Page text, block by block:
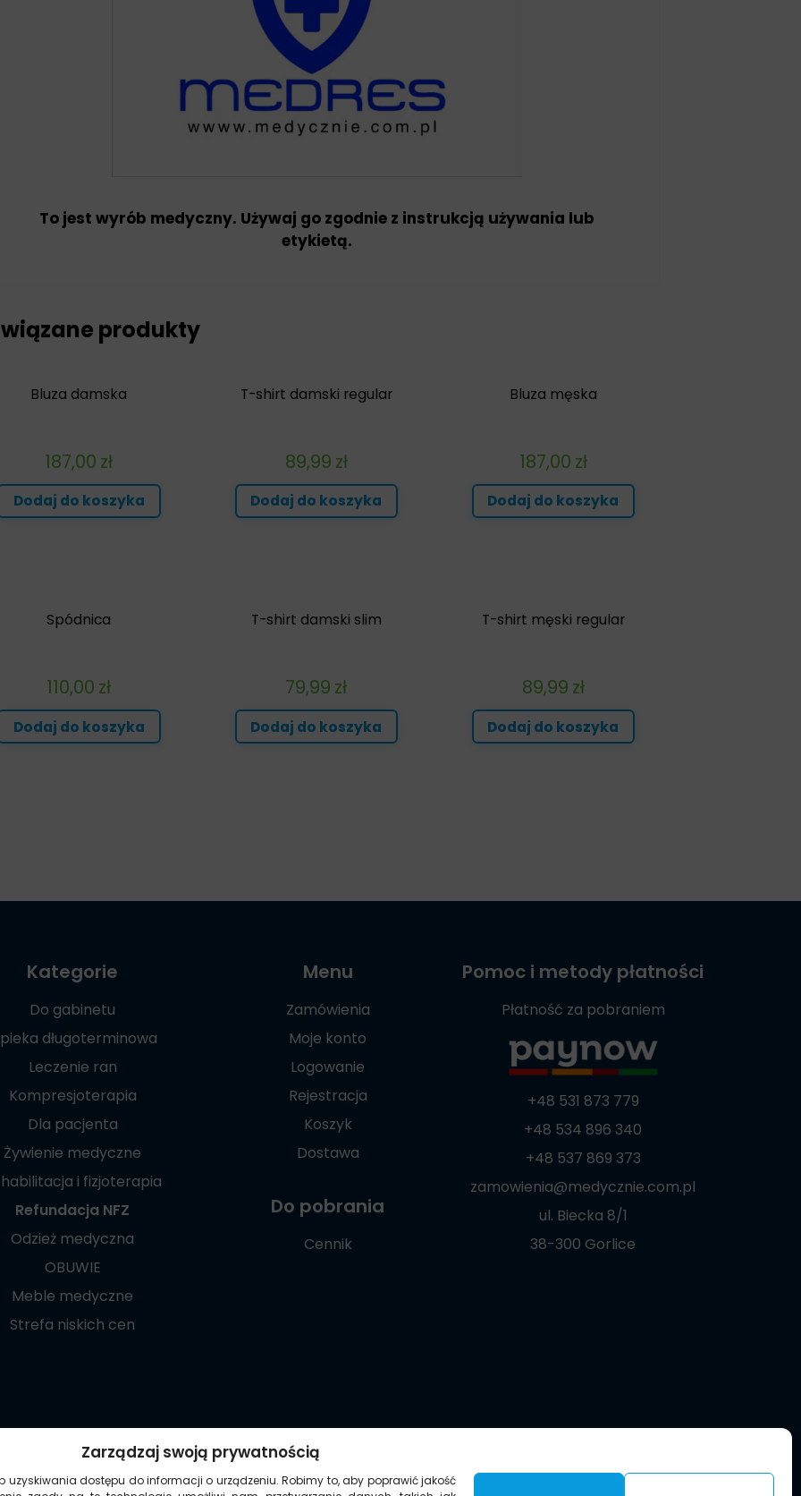
Zarządzaj swoją prywatnością
dostępu do informacji o urządzeniu. Robimy to, aby poprawić jakość
To jest wyrób medyczny. Używaj go zgodnie z instrukcją używania lub
etykietą.
produkty
Bluza damska
187,00 zł
Dodaj do koszyka
T-shirt damski regular
89,99 zł
Dodaj do koszyka
Bluza męska
187,00 zł
Dodaj do koszyka
Spódnica
110,00 zł
Dodaj do koszyka
T-shirt damski slim
79,99 zł
Dodaj do koszyka
T-shirt męski regular
89,99 zł
Dodaj do koszyka
Kategorie
Do gabinetu
długoterminowa
Leczenie ran
Kompresjoterapia
Dla pacjenta
Żywienie medyczne
i fizjoterapia
Refundacja NFZ
Odzież medyczna
OBUWIE
Meble medyczne
Strefa niskich cen
Menu
Zamówienia
Moje konto
Logowanie
Rejestracja
Koszyk
Dostawa
Do pobrania
Cennik
Pomoc i metody płatności
Płatność za pobraniem
+48 531 873 779
+48 534 896 340
+48 537 869 373
zamowienia@medycznie.com.pl
ul. Biecka 8/1
38-300 Gorlice
Poznaj naszą
aplikację mobilną: